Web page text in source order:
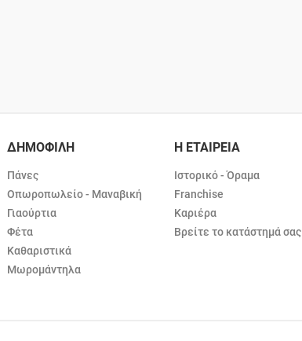
ΔΗΜΟΦΙΛΗ
Πάνες
Οπωροπωλείο - Μαναβική
Γιαούρτια
Φέτα
Καθαριστικά
Μωρομάντηλα
Η ΕΤΑΙΡΕΙΑ
Ιστορικό - Όραμα
Franchise
Καριέρα
Βρείτε το κατάστημά σας